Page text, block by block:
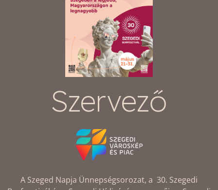
Szervező
A Szeged Napja Ünnepségsorozat, a 30. Szegedi